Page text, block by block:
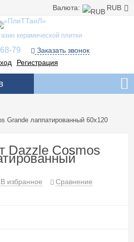
Валюта: RUB
керамической плитки
79
Заказать звонок
Регистрация
Grande лаппатированный 60x120
Dazzle Cosmos
В избранное Сравнение